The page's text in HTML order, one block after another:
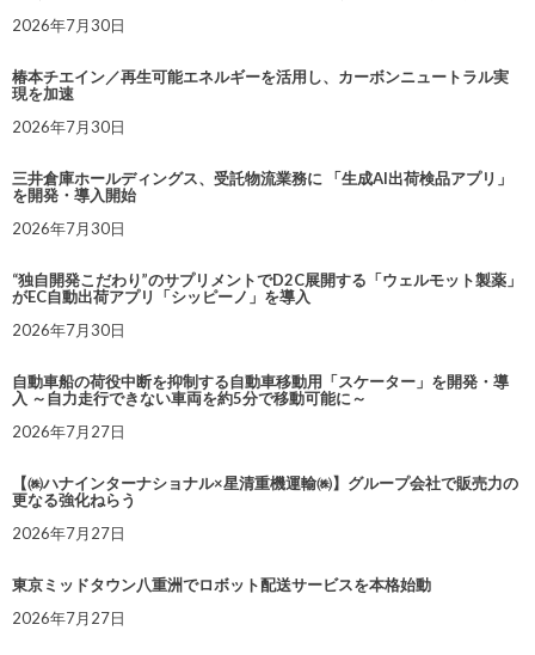
2026年7月30日
椿本チエイン／再生可能エネルギーを活用し、カーボンニュートラル実
現を加速
2026年7月30日
三井倉庫ホールディングス、受託物流業務に 「生成AI出荷検品アプリ」
を開発・導入開始
2026年7月30日
“独自開発こだわり”のサプリメントでD2C展開する「ウェルモット製薬」
がEC自動出荷アプリ「シッピーノ」を導入
2026年7月30日
自動車船の荷役中断を抑制する自動車移動用「スケーター」を開発・導
入 ～自力走行できない車両を約5分で移動可能に～
2026年7月27日
【㈱ハナインターナショナル×星清重機運輸㈱】グループ会社で販売力の
更なる強化ねらう
2026年7月27日
東京ミッドタウン八重洲でロボット配送サービスを本格始動
2026年7月27日